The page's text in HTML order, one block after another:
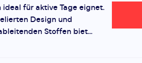
ideal für aktive Tage eignet.
Design und
Stoffen biet...